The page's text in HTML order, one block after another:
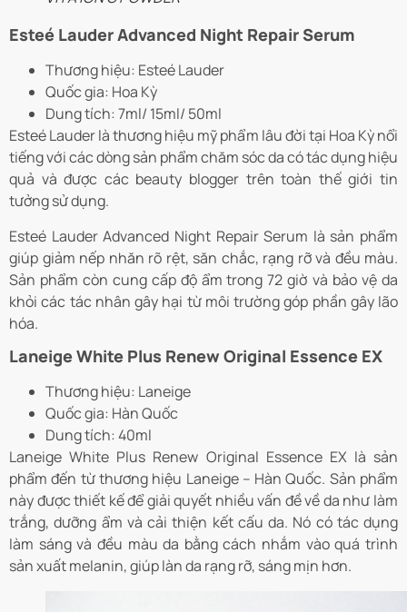
Esteé Lauder Advanced Night Repair Serum
Thương hiệu: Esteé Lauder
Quốc gia: Hoa Kỳ
Dung tích: 7ml/ 15ml/ 50ml
Esteé Lauder là thương hiệu mỹ phẩm lâu đời tại Hoa Kỳ nổi
tiếng với các dòng sản phẩm chăm sóc da có tác dụng hiệu
quả và được các beauty blogger trên toàn thế giới tin
tưởng sử dụng.
Esteé Lauder Advanced Night Repair Serum là sản phẩm
giúp giảm nếp nhăn rõ rệt, săn chắc, rạng rỡ và đều màu.
Sản phẩm còn cung cấp độ ẩm trong 72 giờ và bảo vệ da
khỏi các tác nhân gây hại từ môi trường góp phần gây lão
hóa.
Laneige White Plus Renew Original Essence EX
Thương hiệu: Laneige
Quốc gia: Hàn Quốc
Dung tích: 40ml
Laneige White Plus Renew Original Essence EX là sản
phẩm đến từ thương hiệu Laneige – Hàn Quốc. Sản phẩm
này được thiết kế để giải quyết nhiều vấn đề về da như làm
trắng, dưỡng ẩm và cải thiện kết cấu da. Nó có tác dụng
làm sáng và đều màu da bằng cách nhắm vào quá trình
sản xuất melanin, giúp làn da rạng rỡ, sáng mịn hơn.